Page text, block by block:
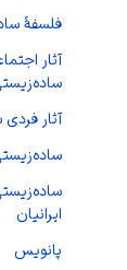
فلسفۀ
آثار
آثار
ایرانیان
پانویس